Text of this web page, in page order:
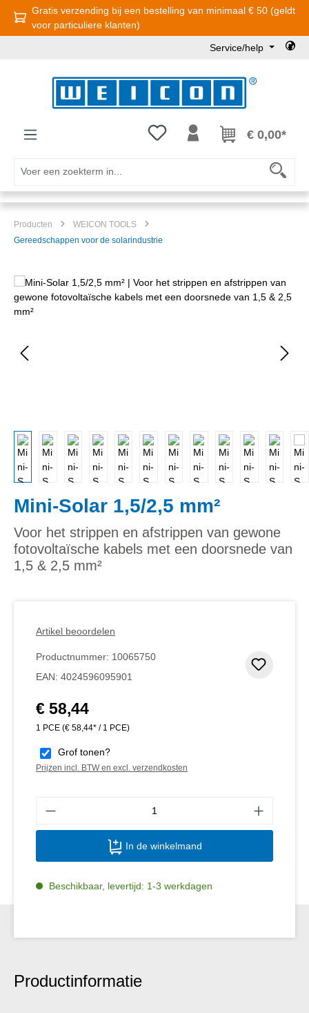
Ga naar de hoofdinhoud
Gratis verzending bij een bestelling van minimaal € 50 (geldt
voor particuliere klanten)
Service/help
Je hebt 0 items op je€ 0,00*
Producten
WEICON TOOLS
Gereedschappen voor de solarindustrie
Afbeeldingengalerij overslaan
Mini-Solar 1,5/2,5 mm²
Voor het strippen en afstrippen van gewone
fotovoltaïsche kabels met een doorsnede van
1,5 & 2,5 mm²
Artikel beoordelen
Productnummer: 10065750
EAN: 4024596095901
Normale prijs:
€ 58,44
1 PCE (€ 58,44* / 1 PCE)
Grof tonen?
Prijzen incl. BTW en excl. verzendkosten
In de winkelmand
Beschikbaar, levertijd: 1-3 werkdagen
Productinformatie